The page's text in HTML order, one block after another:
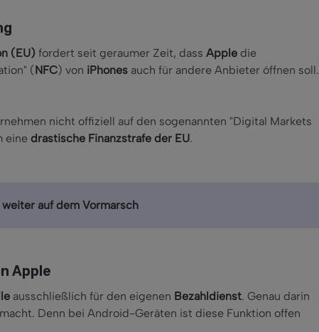
(EU) fordert seit geraumer Zeit, dass Apple die
(NFC) von iPhones auch für andere Anbieter öffnen soll.
nicht offiziell auf den sogenannten "Digital Markets
eine drastische Finanzstrafe der EU.
auf dem Vormarsch
Apple
ausschließlich für den eigenen Bezahldienst. Genau darin
Denn bei Android-Geräten ist diese Funktion offen